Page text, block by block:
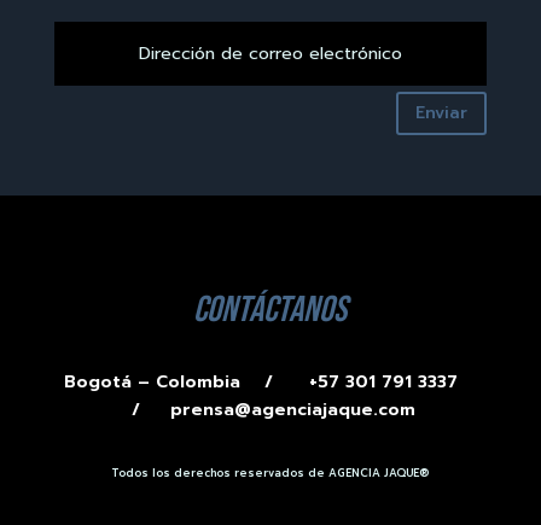
Enviar
contáctanos
Bogotá – Colombia /
+57 301 791 3337
/ prensa@agenciajaque.com
Todos los derechos reservados de AGENCIA JAQUE®